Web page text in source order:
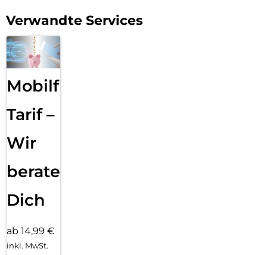
robusten Schutz zu genießen.
Verwandte Services
Mobilfunk
Tarif –
Wir
beraten
Dich
ab 14,99 €
inkl. MwSt.